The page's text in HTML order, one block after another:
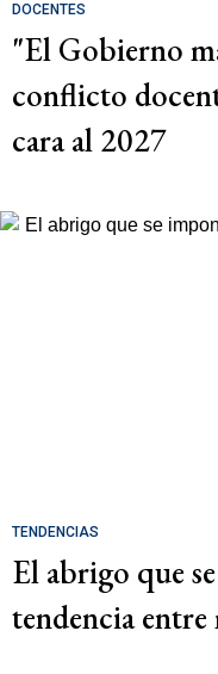
DOCENTES
"El Gobierno
conflicto
cara al 2027
TENDENCIAS
El abrigo que
tendencia